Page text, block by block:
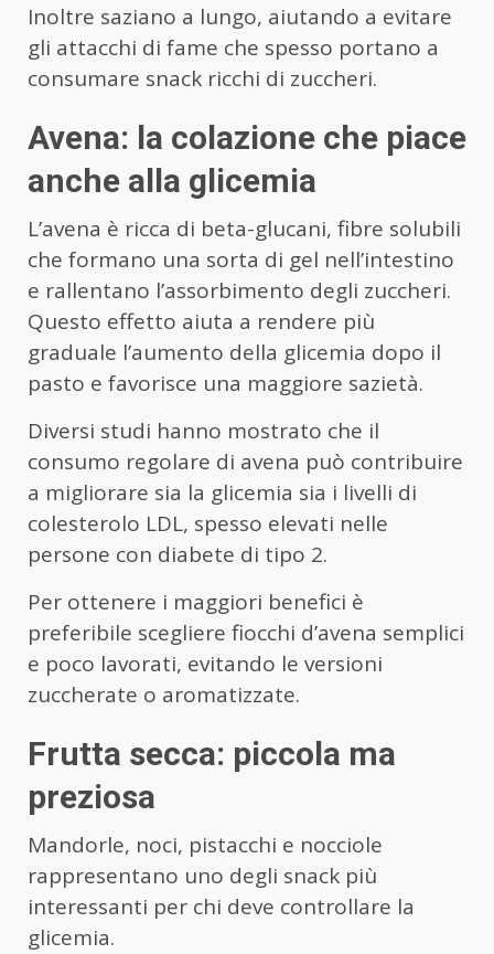
Inoltre saziano a lungo, aiutando a evitare
gli attacchi di fame che spesso portano a
consumare snack ricchi di zuccheri.
Avena: la colazione che piace
anche alla glicemia
L’avena è ricca di beta-glucani, fibre solubili
che formano una sorta di gel nell’intestino
e rallentano l’assorbimento degli zuccheri.
Questo effetto aiuta a rendere più
graduale l’aumento della glicemia dopo il
pasto e favorisce una maggiore sazietà.
Diversi studi hanno mostrato che il
consumo regolare di avena può contribuire
a migliorare sia la glicemia sia i livelli di
colesterolo LDL, spesso elevati nelle
persone con diabete di tipo 2.
Per ottenere i maggiori benefici è
preferibile scegliere fiocchi d’avena semplici
e poco lavorati, evitando le versioni
zuccherate o aromatizzate.
Frutta secca: piccola ma
preziosa
Mandorle, noci, pistacchi e nocciole
rappresentano uno degli snack più
interessanti per chi deve controllare la
glicemia.